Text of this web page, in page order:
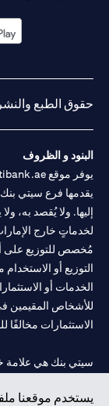
يستخدم موقعنا
حقوق الطبع والنشر محفوظة
البنود و الظروف
يقدمها فرع سيتي بنك
إليها. ولا يُقصد به،
لخدماتٍ خارج
مُخصص للتوزيع على
التوزيع أو الاستخدام
الخدمات أو
للأشخاص المقيمين
الاستثمارات مخالفًا